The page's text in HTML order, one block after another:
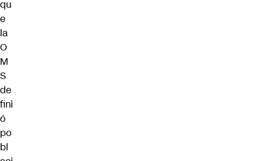
qu
e
la
O
M
S
de
fini
ó
po
bl